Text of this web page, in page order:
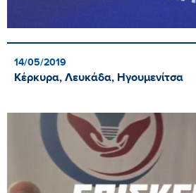
14/05/2019
Κέρκυρα, Λευκάδα, Ηγουμενίτσα